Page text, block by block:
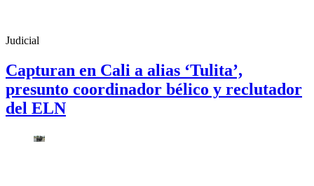
Judicial
Capturan en Cali a alias ‘Tulita’,
presunto coordinador bélico y reclutador
del ELN